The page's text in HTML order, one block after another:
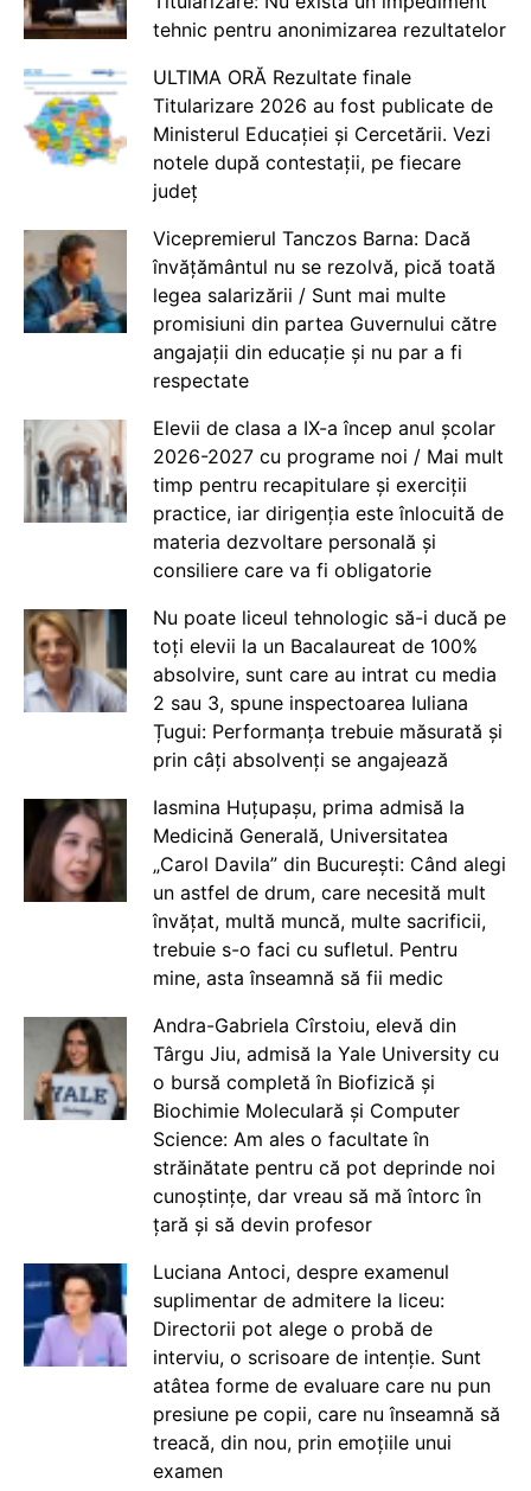
tehnic pentru anonimizarea rezultatelor
ULTIMA ORĂ Rezultate finale
Titularizare 2026 au fost publicate de
Ministerul Educației și Cercetării. Vezi
notele după contestații, pe fiecare
județ
Vicepremierul Tanczos Barna: Dacă
învățământul nu se rezolvă, pică toată
legea salarizării / Sunt mai multe
promisiuni din partea Guvernului către
angajații din educație și nu par a fi
respectate
Elevii de clasa a IX-a încep anul școlar
2026-2027 cu programe noi / Mai mult
timp pentru recapitulare și exerciții
practice, iar dirigenția este înlocuită de
materia dezvoltare personală și
consiliere care va fi obligatorie
Nu poate liceul tehnologic să-i ducă pe
toți elevii la un Bacalaureat de 100%
absolvire, sunt care au intrat cu media
2 sau 3, spune inspectoarea Iuliana
Țugui: Performanța trebuie măsurată și
prin câți absolvenți se angajează
Iasmina Huțupașu, prima admisă la
Medicină Generală, Universitatea
„Carol Davila” din București: Când alegi
un astfel de drum, care necesită mult
învățat, multă muncă, multe sacrificii,
trebuie s-o faci cu sufletul. Pentru
mine, asta înseamnă să fii medic
Andra-Gabriela Cîrstoiu, elevă din
Târgu Jiu, admisă la Yale University cu
o bursă completă în Biofizică și
Biochimie Moleculară și Computer
Science: Am ales o facultate în
străinătate pentru că pot deprinde noi
cunoștințe, dar vreau să mă întorc în
țară și să devin profesor
Luciana Antoci, despre examenul
suplimentar de admitere la liceu:
Directorii pot alege o probă de
interviu, o scrisoare de intenție. Sunt
atâtea forme de evaluare care nu pun
presiune pe copii, care nu înseamnă să
treacă, din nou, prin emoțiile unui
examen